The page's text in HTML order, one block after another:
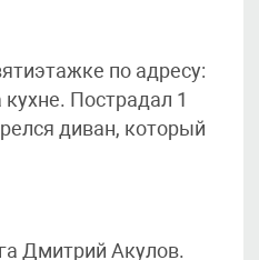
по адресу:
Пострадал 1
диван, который
Дмитрий Акулов.